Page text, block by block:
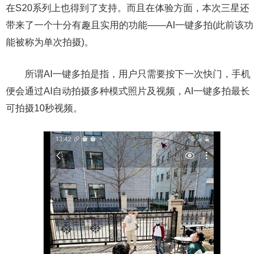
在S20系列上也得到了支持。而且在体验方面，本次三星还
带来了一个十分有趣且实用的功能――AI一键多拍(此前该功
能被称为单次拍摄)。
所谓AI一键多拍是指，用户只需要按下一次快门，手机
便会通过AI自动拍摄多种模式照片及视频，AI一键多拍最长
可拍摄10秒视频。